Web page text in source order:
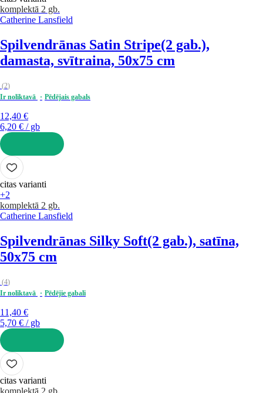
komplektā 2 gb.
Catherine Lansfield
Spilvendrānas Satin Stripe(2 gab.),
damasta, svītraina, 50x75 cm
(2)
Ir noliktavā
Pēdējais gabals
12,40 €
6,20 € / gb
LIKT GROZĀ
citas varianti
+2
komplektā 2 gb.
Catherine Lansfield
Spilvendrānas Silky Soft(2 gab.), satīna,
50x75 cm
(4)
Ir noliktavā
Pēdējie gabali
11,40 €
5,70 € / gb
LIKT GROZĀ
citas varianti
komplektā 2 gb.